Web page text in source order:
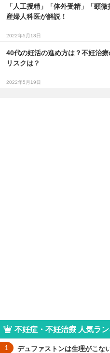
「人工授精」「体外受精」「顕
産婦人科医が解説！
2022年5月18日
40代の妊活の進め方は？不妊治
リスクは？
2022年5月19日
不妊症・不妊治療 人気ラ
1
デュファストンは生理がこな